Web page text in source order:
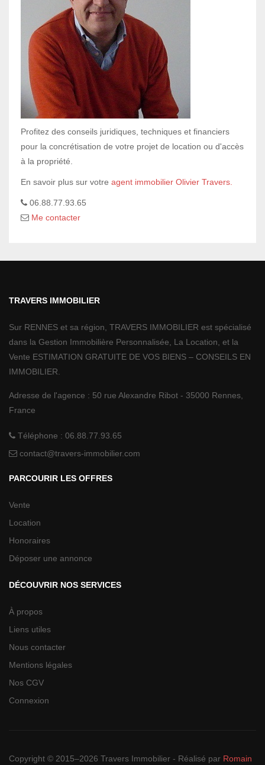
Profitez des conseils juridiques, techniques et financiers
pour la concrétisation de votre projet de location ou d'accès
à la propriété.
En savoir plus sur votre agent immobilier Olivier Travers.
06.88.77.93.65
Me contacter
TRAVERS IMMOBILIER
Sur RENNES et sa région, TRAVERS IMMOBILIER est spécialisé
dans la Gestion Immobilière Personnalisée, La Location, et la
Vente ESTIMATION GRATUITE DE VOS BIENS – CONSEILS EN
IMMOBILIER.
Adresse de l'agence : 50 rue Alexandre Ribot - 35000 Rennes,
France
Téléphone : 06.88.77.93.65
contact@travers-immobilier.com
PARCOURIR LES OFFRES
Vente
Location
Honoraires
Déposer une annonce
DÉCOUVRIR NOS SERVICES
À propos
Liens utiles
Nous contacter
Mentions légales
Nos CGV
Connexion
Copyright © 2015–2026 Travers Immobilier - Réalisé par Romain